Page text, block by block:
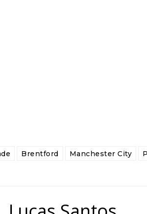
Brentford Manchester City